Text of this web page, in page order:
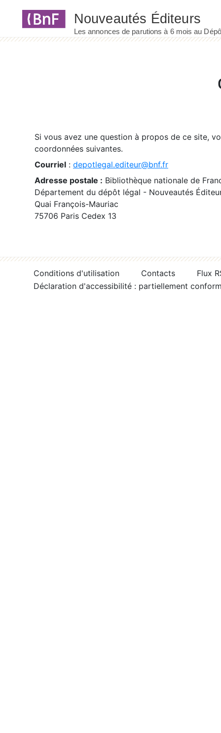
Si vous avez une question à propos de ce site,
coordonnées suivantes.
Courriel : depotlegal.editeur@bnf.fr
Adresse postale : Bibliothèque nationale de
Département du dépôt légal - Nouveautés
Quai François-Mauriac
75706 Paris Cedex 13
Conditions d'utilisation Contacts
Flux
Déclaration d'accessibilité : partiellement